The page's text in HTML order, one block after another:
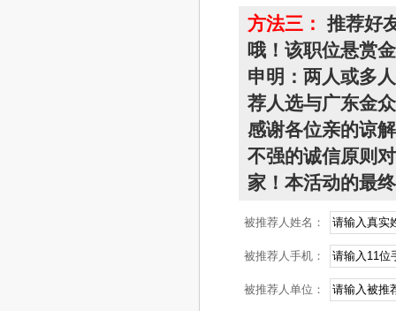
方法三：
推荐好
哦！该职位悬赏
申明：两人或多
荐人选与广东金
感谢各位亲的谅
不强的诚信原则
家！本活动的最
被推荐人姓名：
被推荐人手机：
被推荐人单位：